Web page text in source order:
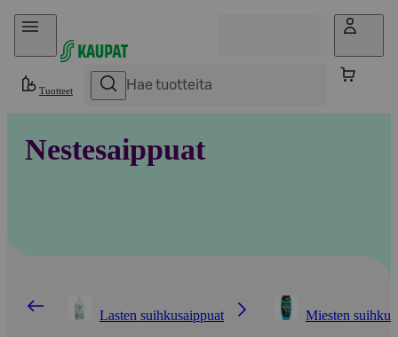
Hyppää sisältöön
Tuotteet
Nestesaippuat
Lasten suihkusaippuat Miesten